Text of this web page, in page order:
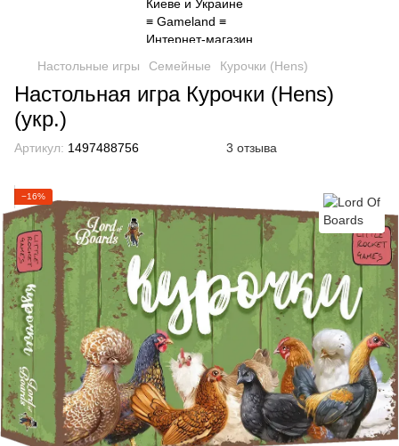
Настольные игры Семейные Курочки (Hens)
Настольная игра Курочки (Hens)
(укр.)
Артикул: 1497488756 3 отзыва
−16%